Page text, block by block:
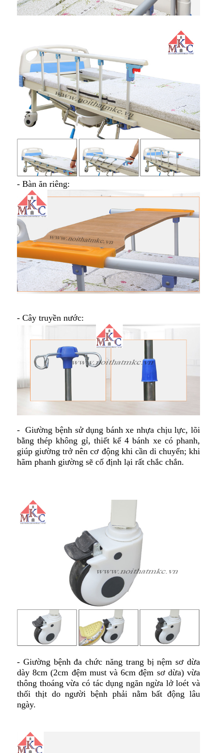
- Bàn ăn riêng:
- Cây truyền nước:
- Giường bệnh sử dụng bánh xe nhựa chịu lực, lõi
bằng thép không gỉ, thiết kế 4 bánh xe có phanh,
giúp giường trở nên cơ động khi cần di chuyển; khi
hãm phanh giường sẽ cố định lại rất chắc chắn.
- Giường bệnh đa chức năng trang bị nệm sơ dừa
dày 8cm (2cm đệm must và 6cm đệm sơ dừa) vừa
thông thoáng vừa có tác dụng ngăn ngừa lở loét và
thối thịt do người bệnh phải nằm bất động lâu
ngày.